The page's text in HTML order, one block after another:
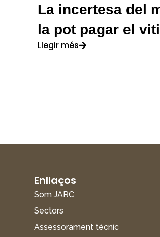
La incertesa del
la pot pagar el
Llegir més
Enllaços
Som JARC
Sectors
Assessorament tècnic